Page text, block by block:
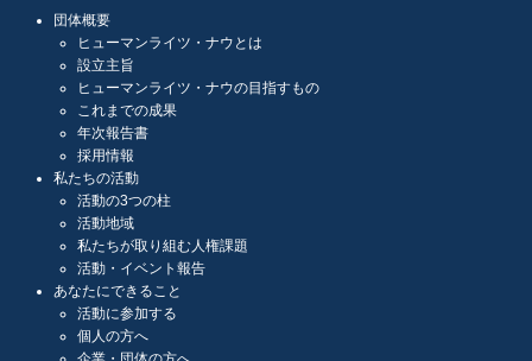
団体概要
ヒューマンライツ・ナウとは
設立主旨
ヒューマンライツ・ナウの目指すもの
これまでの成果
年次報告書
採用情報
私たちの活動
活動の3つの柱
活動地域
私たちが取り組む人権課題
活動・イベント報告
あなたにできること
活動に参加する
個人の方へ